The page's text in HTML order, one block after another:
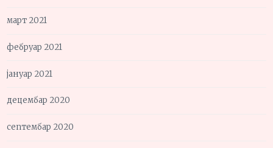
март 2021
фебруар 2021
јануар 2021
децембар 2020
септембар 2020